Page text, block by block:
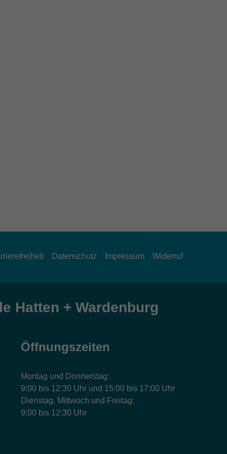
Datenschutz Impressum Widerruf
Hatten + Wardenburg
Öffnungszeiten
Montag und Donnerstag:
9:00 bis 12:30 Uhr und 15:00 bis 17:00 Uhr
Dienstag, Mittwoch und Freitag:
9:00 bis 12:30 Uhr